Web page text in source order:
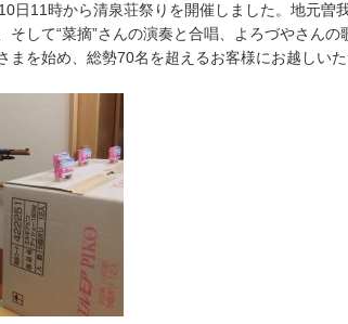
日11時から清泉荘祭りを開催しました。地元曽
して“菜摘”さんの演奏と合唱、よろづやさんの
まを始め、総勢70名を超えるお客様にお越しい